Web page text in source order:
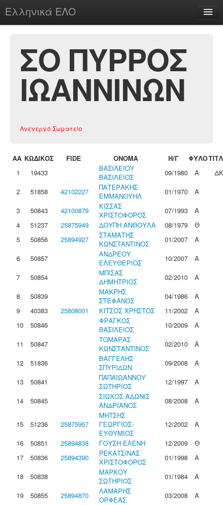
Ελληνικά ΕΛΟ
chesstu.be @ discord
Login
ΣΟ ΠΥΡΡΟΣ
ΙΩΑΝΝΙΝΩΝ
Ανενεργό Σωματείο
ΑΑ ΚΩΔΙΚΟΣ FIDE ΟΝΟΜΑ Η/Γ ΦΥΛΟ
1
19433
ΒΑΣΙΛΕΙΟΥ
ΒΑΣΙΛΕΙΟΣ
09/1980 Α
ΔΚ
2
51858 42102227
ΠΑΤΕΡΑΚΗΣ
ΕΜΜΑΝΟΥΗΛ
01/1970
Α
3
50843 42100879
ΚΙΣΣΑΣ
ΧΡΙΣΤΟΦΟΡΟΣ
07/1993
Α
4
51237 25875949 ΔΟΥΠΗ ΑΝΘΟΥΛΑ 08/1979
Θ
5
50856 25894927
ΣΤΑΜΑΤΗΣ
ΚΩΝΣΤΑΝΤΙΝΟΣ
01/2007
Α
6
50857
ΑΝΔΡΕΟΥ
ΕΛΕΥΘΕΡΙΟΣ
10/2007
Α
7
50854
ΜΠΙΣΑΣ
ΔΗΜΗΤΡΙΟΣ
02/2010
Α
8
50839
ΜΑΚΡΗΣ
ΣΤΕΦΑΝΟΣ
04/1986
Α
9
40383 25808001 ΚΙΤΣΟΣ ΧΡΗΣΤΟΣ 11/2002
Α
10
50846
ΦΡΑΓΚΟΣ
ΒΑΣΙΛΕΙΟΣ
10/2009
Α
11
50847
ΤΟΜΑΡΑΣ
ΚΩΝΣΤΑΝΤΙΝΟΣ
02/2010
Α
12
51836
ΒΑΓΓΕΛΗΣ
ΣΠΥΡΙΔΩΝ
09/2008
Α
13
50841
ΠΑΠΑΪΩΑΝΝΟΥ
ΣΩΤΗΡΙΟΣ
12/1997
Α
14
50845
ΣΙΩΧΟΣ ΑΔΩΝΙΣ
ΑΝΔΡΙΑΝΟΣ
08/2008 Α
15 51236 25875957
ΜΗΤΣΗΣ
ΓΕΩΡΓΙΟΣ-
ΕΥΘΥΜΙΟΣ
12/2002
Α
16
50851 25894838 ΓΟΥΣΗ ΕΛΕΝΗ 12/2009
Θ
17
50836 25894390
ΡΕΚΑΤΣΙΝΑΣ
ΧΡΙΣΤΟΦΟΡΟΣ
01/1998
Α
18
50838
ΜΑΡΚΟΥ
ΣΩΤΗΡΙΟΣ
01/1984
Α
19
50855 25894870
ΛΑΜΑΡΗΣ
ΟΡΦΕΑΣ
03/2008
Α